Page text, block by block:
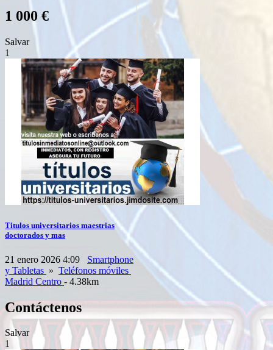
1 000 €
Salvar
1
Titulos universitarios maestrias
doctorados y mas
21 enero 2026 4:09
Smartphone
y Tabletas » Teléfonos móviles
Madrid Centro - 4.38km
Contáctenos
Salvar
1